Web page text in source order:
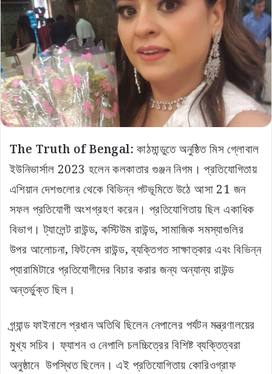
The Truth of Bengal: কাঠমান্ডুতে অনুষ্ঠিত মিস গ্লোবাল
ইউনিভার্সাল 2023 হলেন কলকাতার গুঞ্জন নিগম। প্রতিযোগিতায়
এশিয়ান দেশগুলোর থেকে বিভিন্ন পটভূমিতে উঠে আসা 21 জন
সফল প্রতিযোগী অংশগ্রহণ করেন। প্রতিযোগিতায় ছিল একাধিক
বিভাগ। ট্যালেন্ট রাউন্ড, কস্টিউম রাউন্ড, সামাজিক সমস্যাগুলির
উপর আলোচনা, ফিটনেস রাউন্ড, ব্যক্তিগত সাক্ষাত্কার এবং বিভিন্ন
প্যারামিটারে প্রতিযোগীদের বিচার করার জন্য অন্যান্য রাউন্ড
অন্তর্ভুক্ত ছিল।
গ্র্যান্ড ফাইনালে প্রধান অতিথি ছিলেন নেপালের পর্যটন মন্ত্রণালয়ের
মুখ্য সচিব। ফ্যাশন ও নেপালি চলচ্চিত্রের বিশিষ্ট ব্যক্তিত্বরা
অনুষ্ঠানে উপস্থিত ছিলেন। এই প্রতিযোগিতায় কোরিওগ্রাফ